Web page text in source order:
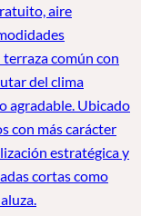
aire
terraza común con
del clima
agradable. Ubicado
con más carácter
estratégica y
cortas como